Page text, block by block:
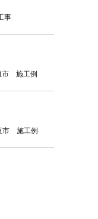
事
市 施工例
市 施工例